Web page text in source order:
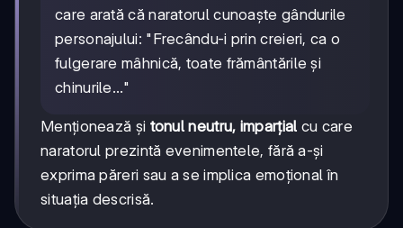
care arată că naratorul cunoaște gândurile
personajului: "Frecându-i prin creieri, ca o
fulgerare mâhnică, toate frământările și
chinurile..."
Menționează și tonul neutru, imparțial cu care
naratorul prezintă evenimentele, fără a-și
exprima păreri sau a se implica emoțional în
situația descrisă.